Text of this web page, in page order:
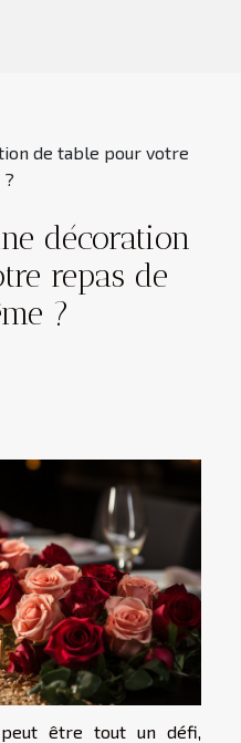
de table pour votre
décoration
repas de
?
être tout un défi,